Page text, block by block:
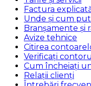
Factura
Unde și cum
Branșamente și
Avize tehnice
Citirea
Verificaţi
Cum încheiaţi
Relaţii clienţi